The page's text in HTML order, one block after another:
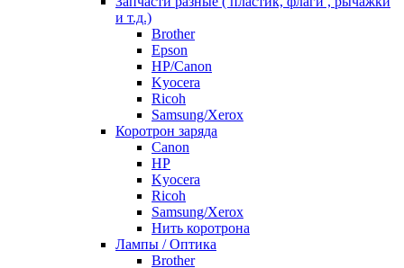
и т.д.)
Brother
Epson
HP/Canon
Kyocera
Ricoh
Samsung/Xerox
Коротрон заряда
Canon
HP
Kyocera
Ricoh
Samsung/Xerox
Нить коротрона
Лампы / Оптика
Brother